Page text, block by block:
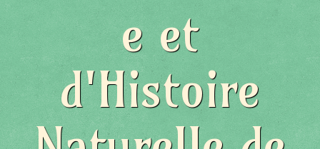
e et
d'Histoire